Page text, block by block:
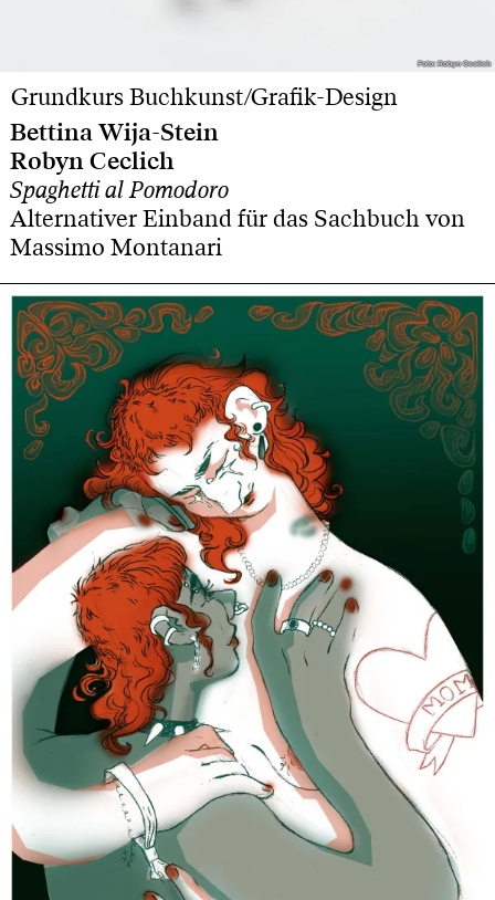
Foto: Robyn Ceclich
Foto: Robyn Ceclich
Grundkurs Buchkunst/Grafik-Design
Bettina Wija-Stein
Robyn Ceclich
Spaghetti al Pomodoro
Alternativer Einband für das Sachbuch von
Massimo Montanari